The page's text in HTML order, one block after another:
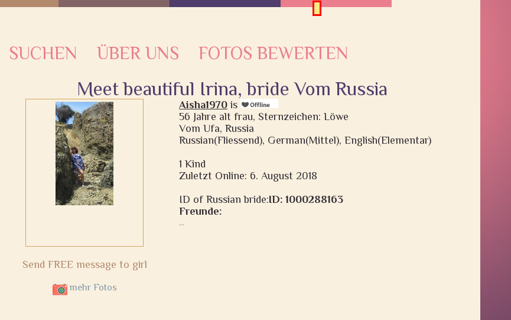
SUCHEN ÜBER UNS FOTOS BEWERTEN
Meet beautiful Irina, bride Vom Russia
Send FREE message to girl
mehr Fotos
Aisha1970 is
56 Jahre alt frau, Sternzeichen: Löwe
Vom Ufa, Russia
Russian(Fliessend), German(Mittel), English(Elementar)
1 Kind
Zuletzt Online: 6. August 2018
ID of Russian bride:ID: 1000288163
Freunde:
...